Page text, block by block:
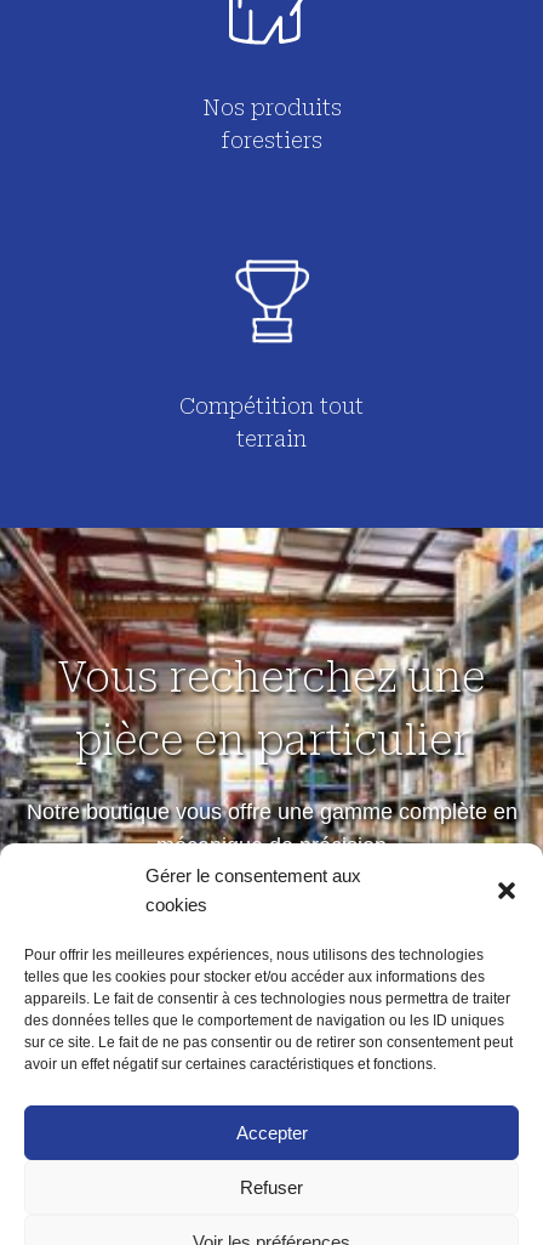
Gérer le consentement aux
cookies
Pour offrir les meilleures expériences, nous utilisons des technologies
telles que les cookies pour stocker et/ou accéder aux informations des
appareils. Le fait de consentir à ces technologies nous permettra de traiter
des données telles que le comportement de navigation ou les ID uniques
sur ce site. Le fait de ne pas consentir ou de retirer son consentement peut
avoir un effet négatif sur certaines caractéristiques et fonctions.
Accepter
Refuser
Nos produits
forestiers
Compétition tout
terrain
Vous recherchez une
pièce en particulier
Notre boutique vous offre une gamme complète en
mécanique de précision
petites et moyennes séries
Notre boutique
MENTIONS LÉGALES
POLITIQUE DE CONFIDENTIALITÉ